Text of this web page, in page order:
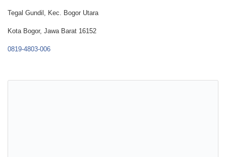
Tegal Gundil, Kec. Bogor Utara
Kota Bogor, Jawa Barat 16152
0819-4803-006